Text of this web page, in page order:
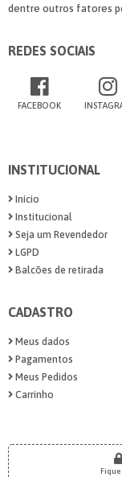
dentre outros fatores
REDES SOCIAIS
FACEBOOK
INSTITUCIONAL
Início
Institucional
Seja um Revendedor
LGPD
Balcões de retirada
CADASTRO
Meus dados
Pagamentos
Meus Pedidos
Carrinho